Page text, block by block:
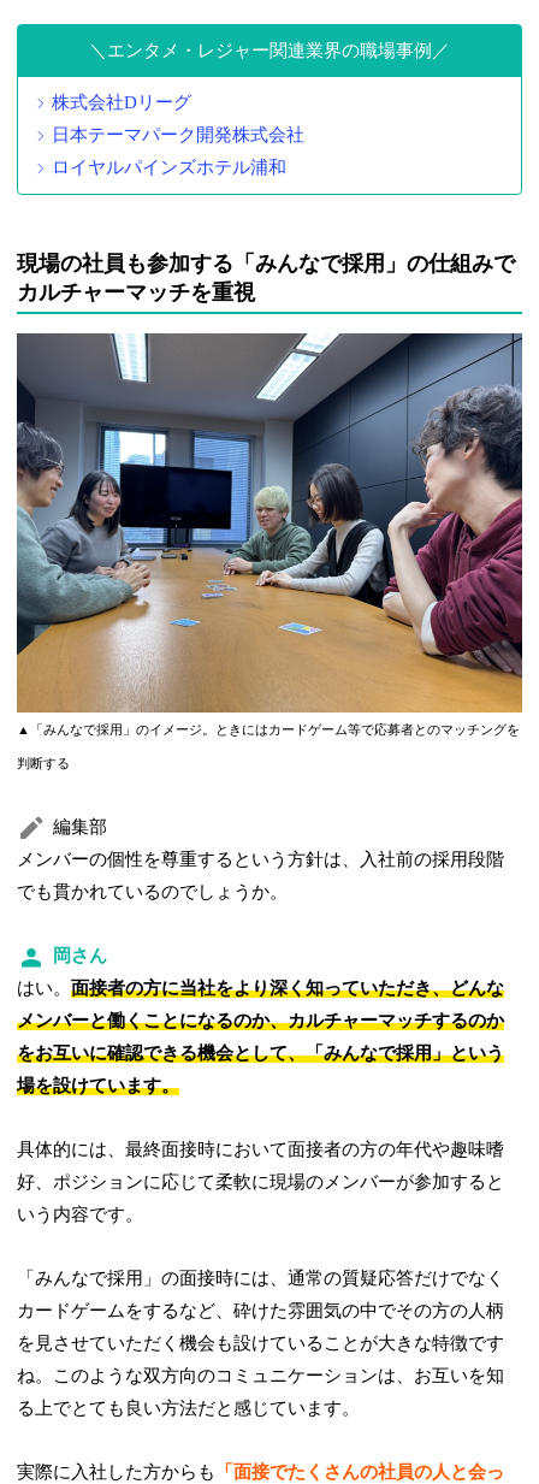
エンタメ・レジャー関連業界の職場事例
株式会社Dリーグ
日本テーマパーク開発株式会社
ロイヤルパインズホテル浦和
現場の社員も参加する「みんなで採用」の仕組みで
カルチャーマッチを重視
▲「みんなで採用」のイメージ。ときにはカードゲーム等で応募者とのマッチングを
判断する
編集部
メンバーの個性を尊重するという方針は、入社前の採用段階
でも貫かれているのでしょうか。
岡さん
はい。面接者の方に当社をより深く知っていただき、どんな
メンバーと働くことになるのか、カルチャーマッチするのか
をお互いに確認できる機会として、「みんなで採用」という
場を設けています。
具体的には、最終面接時において面接者の方の年代や趣味嗜
好、ポジションに応じて柔軟に現場のメンバーが参加すると
いう内容です。
「みんなで採用」の面接時には、通常の質疑応答だけでなく
カードゲームをするなど、砕けた雰囲気の中でその方の人柄
を見させていただく機会も設けていることが大きな特徴です
ね。このような双方向のコミュニケーションは、お互いを知
る上でとても良い方法だと感じています。
実際に入社した方からも
「面接でたくさんの社員の人と会っ